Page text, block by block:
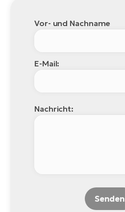
Vor- und Nachname
E-Mail:
Nachricht:
Senden